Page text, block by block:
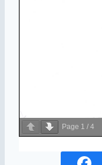
Page 1 / 4